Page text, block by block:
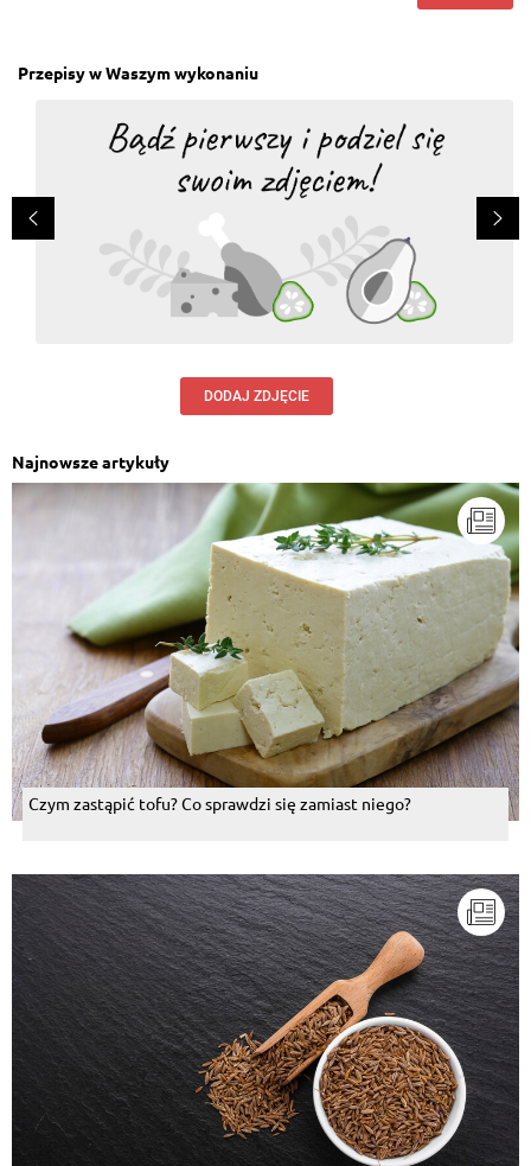
Przepisy w Waszym wykonaniu
DODAJ ZDJĘCIE
Najnowsze artykuły
Czym zastąpić tofu? Co sprawdzi się zamiast niego?